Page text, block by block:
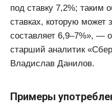
под ставку 7,2%; таким
ставках, которую может
составляет 6,9–7%», —
старший аналитик
Владислав Данилов.
Примеры